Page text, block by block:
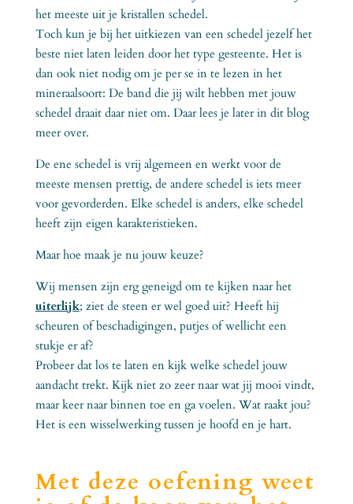
het meeste uit je kristallen schedel.
Toch kun je bij het uitkiezen van een schedel jezelf het
beste niet laten leiden door het type gesteente. Het is
dan ook niet nodig om je per se in te lezen in het
mineraalsoort: De band die jij wilt hebben met jouw
schedel draait daar niet om. Daar lees je later in dit blog
meer over.
De ene schedel is vrij algemeen en werkt voor de
meeste mensen prettig, de andere schedel is iets meer
voor gevorderden. Elke schedel is anders, elke schedel
heeft zijn eigen karakteristieken.
Maar hoe maak je nu jouw keuze?
Wij mensen zijn erg geneigd om te kijken naar het
uiterlijk; ziet de steen er wel goed uit? Heeft hij
scheuren of beschadigingen, putjes of wellicht een
stukje er af?
Probeer dat los te laten en kijk welke schedel jouw
aandacht trekt. Kijk niet zo zeer naar wat jij mooi vindt,
maar keer naar binnen toe en ga voelen. Wat raakt jou?
Het is een wisselwerking tussen je hoofd en je hart.
Met deze oefening weet